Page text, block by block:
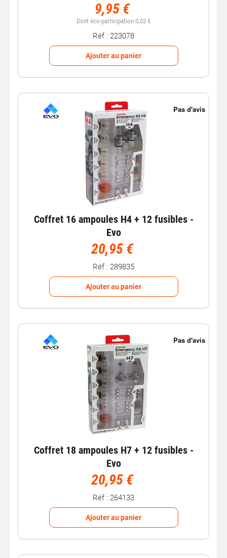
9,95 €
Dont éco-participation 0,02 €
Réf : 223078
Ajouter au panier
Coffret 16 ampoules H4 + 12 fusibles -
Evo
20,95 €
Réf : 289835
Ajouter au panier
Coffret 18 ampoules H7 + 12 fusibles -
Evo
20,95 €
Réf : 264133
Ajouter au panier